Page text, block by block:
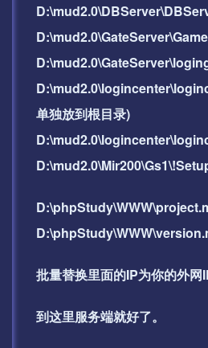
单独放到根目录)
批量替换里面的IP为你的外网
到这里服务端就好了。